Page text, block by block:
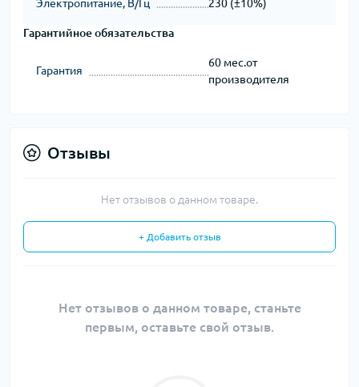
Электропитание, В/Гц 230 (±10%)
Гарантийное обязательства
Гарантия
60 мес.от
производителя
Отзывы
Нет отзывов о данном товаре.
+ Добавить отзыв
Нет отзывов о данном товаре, станьте
первым, оставьте свой отзыв.